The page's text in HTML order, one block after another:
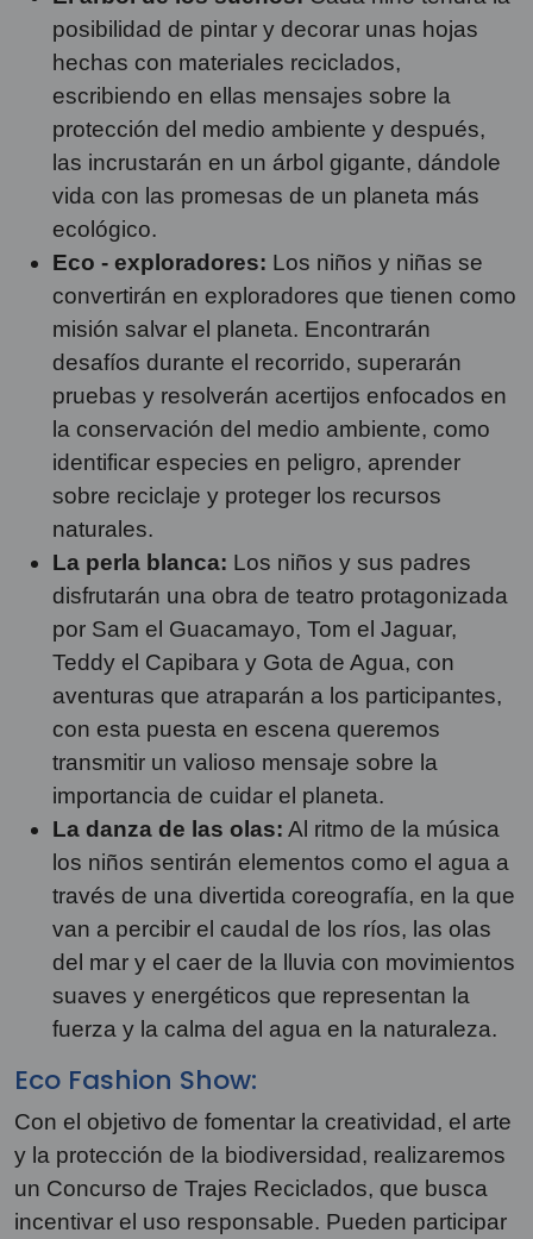
posibilidad de pintar y decorar unas hojas
hechas con materiales reciclados,
escribiendo en ellas mensajes sobre la
protección del medio ambiente y después,
las incrustarán en un árbol gigante, dándole
vida con las promesas de un planeta más
ecológico.
Eco - exploradores: Los niños y niñas se
convertirán en exploradores que tienen como
misión salvar el planeta. Encontrarán
desafíos durante el recorrido, superarán
pruebas y resolverán acertijos enfocados en
la conservación del medio ambiente, como
identificar especies en peligro, aprender
sobre reciclaje y proteger los recursos
naturales.
La perla blanca: Los niños y sus padres
disfrutarán una obra de teatro protagonizada
por Sam el Guacamayo, Tom el Jaguar,
Teddy el Capibara y Gota de Agua, con
aventuras que atraparán a los participantes,
con esta puesta en escena queremos
transmitir un valioso mensaje sobre la
importancia de cuidar el planeta.
La danza de las olas: Al ritmo de la música
los niños sentirán elementos como el agua a
través de una divertida coreografía, en la que
van a percibir el caudal de los ríos, las olas
del mar y el caer de la lluvia con movimientos
suaves y energéticos que representan la
fuerza y la calma del agua en la naturaleza.
Eco Fashion Show:
Con el objetivo de fomentar la creatividad, el arte
y la protección de la biodiversidad, realizaremos
un Concurso de Trajes Reciclados, que busca
incentivar el uso responsable. Pueden participar